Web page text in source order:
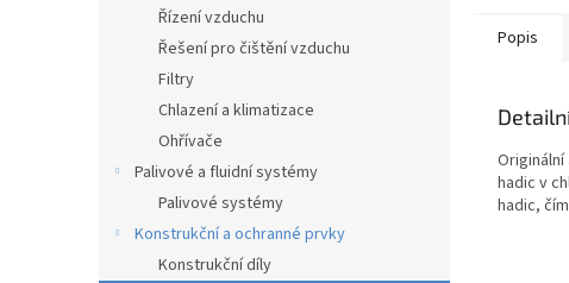
Řízení vzduchu
Řešení pro čištění vzduchu
Filtry
Chlazení a klimatizace
Ohřívače
Palivové a fluidní systémy
Palivové systémy
Konstrukční a ochranné prvky
Konstrukční díly
Popis
Originální
hadic v
hadic,